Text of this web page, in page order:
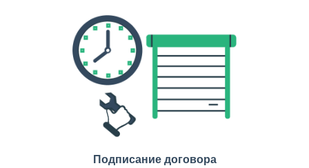
Подписание договора